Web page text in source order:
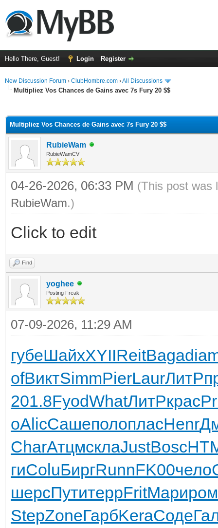
Hello There, Guest! Login Register
New Discussion Forum › ClubHombre.com ›All Discussions
Multipliez Vos Chances de Gains avec 7s Fury 20 $$
Multipliez Vos Chances de Gains avec 7s Fury 20 $$
RubieWam
RubieWamCV
04-26-2026, 06:33 PM (This post was
RubieWam.)
Click to edit
Find
yoghee
Posting Freak
07-09-2026, 11:29 AM
губеШайхXYIIReitBaga
ofВиктSimmPierLaurЛитР
201.8FyodWhatЛитРкрас
оAlicСашеполопласHenr
CharАтцмсклаJustBosc
гиColuБиргRunnFK00чело
шерсПутитеррFritМари
StepZoneГарбKeraСоде